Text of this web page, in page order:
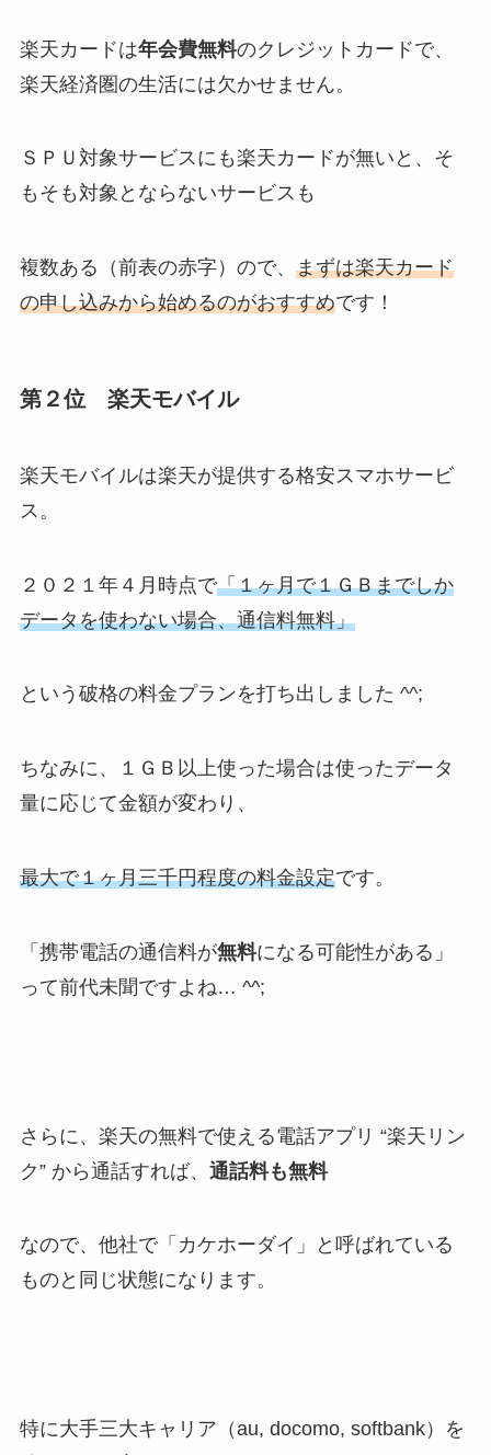
楽天カードは年会費無料のクレジットカードで、
楽天経済圏の生活には欠かせません。
ＳＰＵ対象サービスにも楽天カードが無いと、そ
もそも対象とならないサービスも
複数ある（前表の赤字）ので、 まずは楽天カード
の申し込みから始めるのがおすすめです！
第２位 楽天モバイル
楽天モバイルは楽天が提供する格安スマホサービ
ス。
２０２１年４月時点で「１ヶ月で１ＧＢまでしか
データを使わない場合、通信料無料」
という破格の料金プランを打ち出しました ^^;
ちなみに、１ＧＢ以上使った場合は使ったデータ
量に応じて金額が変わり、
最大で１ヶ月三千円程度の料金設定です。
「携帯電話の通信料が無料になる可能性がある」
って前代未聞ですよね… ^^;
さらに、楽天の無料で使える電話アプリ “楽天リン
ク” から通話すれば、 通話料も無料
なので、他社で「カケホーダイ」と呼ばれている
ものと同じ状態になります。
特に大手三大キャリア（au, docomo, softbank）を